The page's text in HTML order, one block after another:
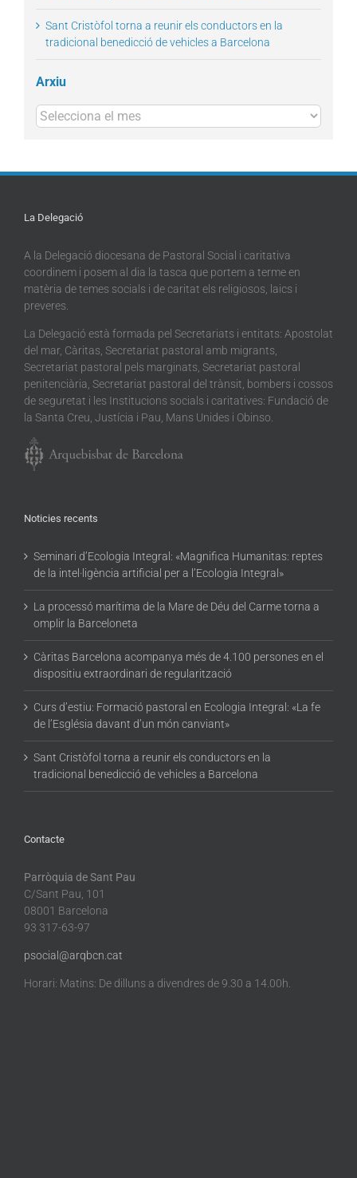
Sant Cristòfol torna a reunir els conductors en la
tradicional benedicció de vehicles a Barcelona
Arxiu
Arxius
La Delegació
A la Delegació diocesana de Pastoral Social i caritativa
coordinem i posem al dia la tasca que portem a terme en
matèria de temes socials i de caritat els religiosos, laics i
preveres.
La Delegació està formada pel Secretariats i entitats: Apostolat
del mar, Càritas, Secretariat pastoral amb migrants,
Secretariat pastoral pels marginats, Secretariat pastoral
penitenciària, Secretariat pastoral del trànsit, bombers i cossos
de seguretat i les Institucions socials i caritatives: Fundació de
la Santa Creu, Justícia i Pau, Mans Unides i Obinso.
Noticies recents
Seminari d’Ecologia Integral: «Magnifica Humanitas: reptes
de la intel·ligència artificial per a l’Ecologia Integral»
La processó marítima de la Mare de Déu del Carme torna a
omplir la Barceloneta
Càritas Barcelona acompanya més de 4.100 persones en el
dispositiu extraordinari de regularització
Curs d’estiu: Formació pastoral en Ecologia Integral: «La fe
de l’Església davant d’un món canviant»
Sant Cristòfol torna a reunir els conductors en la
tradicional benedicció de vehicles a Barcelona
Contacte
Parròquia de Sant Pau
C/Sant Pau, 101
08001 Barcelona
93 317-63-97
psocial@arqbcn.cat
Horari: Matins: De dilluns a divendres de 9.30 a 14.00h.